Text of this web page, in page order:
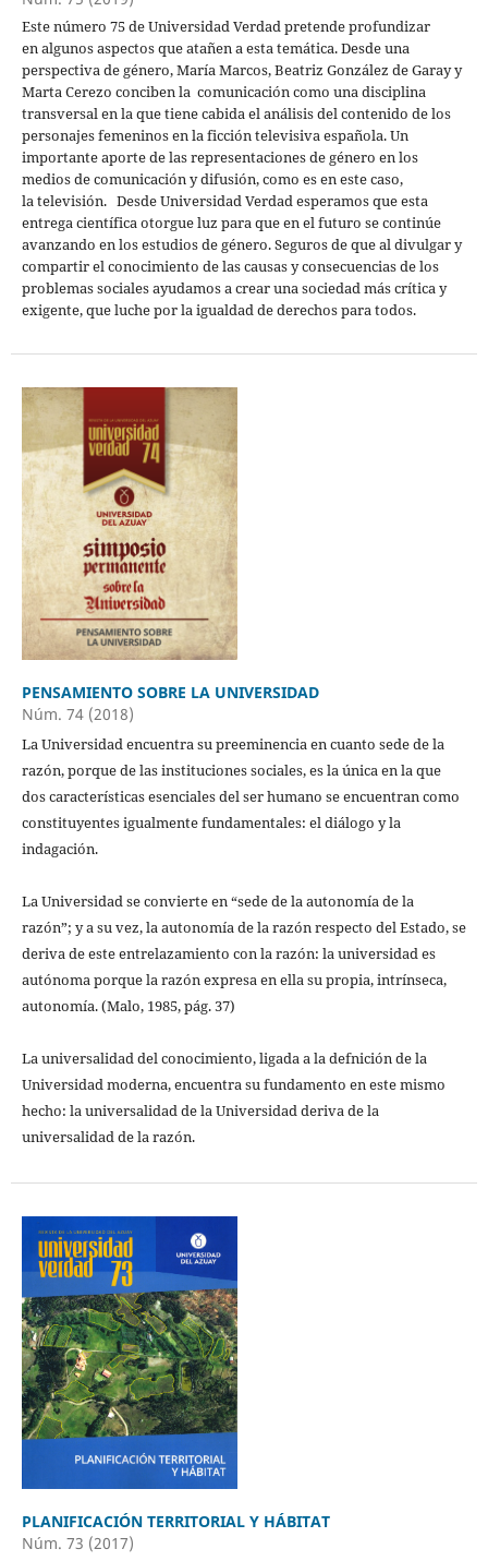
Este número 75 de Universidad Verdad pretende profundizar
en algunos aspectos que atañen a esta temática. Desde una
perspectiva de género, María Marcos, Beatriz González de Garay y
Marta Cerezo conciben la comunicación como una disciplina
transversal en la que tiene cabida el análisis del contenido de los
personajes femeninos en la ficción televisiva española. Un
importante aporte de las representaciones de género en los
medios de comunicación y difusión, como es en este caso,
la televisión. Desde Universidad Verdad esperamos que esta
entrega científica otorgue luz para que en el futuro se continúe
avanzando en los estudios de género. Seguros de que al divulgar y
compartir el conocimiento de las causas y consecuencias de los
problemas sociales ayudamos a crear una sociedad más crítica y
exigente, que luche por la igualdad de derechos para todos.
PENSAMIENTO SOBRE LA UNIVERSIDAD
Núm. 74 (2018)
La Universidad encuentra su preeminencia en cuanto sede de la
razón, porque de las instituciones sociales, es la única en la que
dos características esenciales del ser humano se encuentran como
constituyentes igualmente fundamentales: el diálogo y la
indagación.
La Universidad se convierte en “sede de la autonomía de la
razón”; y a su vez, la autonomía de la razón respecto del Estado, se
deriva de este entrelazamiento con la razón: la universidad es
autónoma porque la razón expresa en ella su propia, intrínseca,
autonomía. (Malo, 1985, pág. 37)
La universalidad del conocimiento, ligada a la defnición de la
Universidad moderna, encuentra su fundamento en este mismo
hecho: la universalidad de la Universidad deriva de la
universalidad de la razón.
PLANIFICACIÓN TERRITORIAL Y HÁBITAT
Núm. 73 (2017)